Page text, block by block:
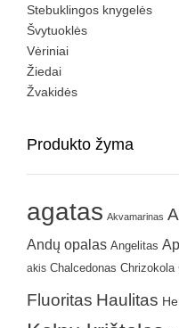
Stebuklingos knygelės
Švytuoklės
Vėriniai
Žiedai
Žvakidės
Produkto žyma
agatas Akvamarinas
Andų opalas Angelitas
akis Chalcedonas Chrizokola
Fluoritas Haulitas